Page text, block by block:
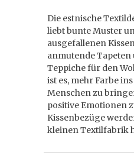
Die estnische
liebt bunte Muster
ausgefallenen
anmutende
Teppiche für den
ist es, mehr Farbe
Menschen zu
positive Emotionen
Kissenbezüge
kleinen Textilfabrik